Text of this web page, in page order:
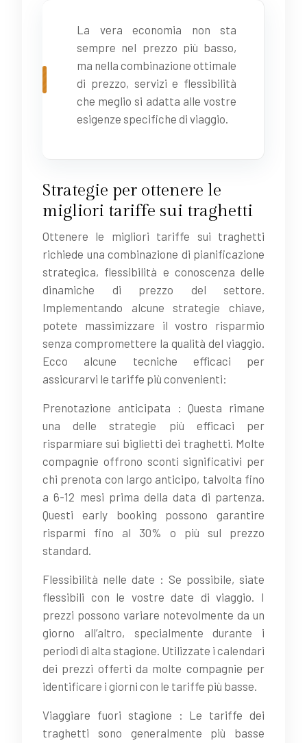
La vera economia non sta
sempre nel prezzo più basso,
ma nella combinazione ottimale
di prezzo, servizi e flessibilità
che meglio si adatta alle vostre
esigenze specifiche di viaggio.
Strategie per ottenere le
migliori tariffe sui traghetti
Ottenere le migliori tariffe sui traghetti
richiede una combinazione di pianificazione
strategica, flessibilità e conoscenza delle
dinamiche di prezzo del settore.
Implementando alcune strategie chiave,
potete massimizzare il vostro risparmio
senza compromettere la qualità del viaggio.
Ecco alcune tecniche efficaci per
assicurarvi le tariffe più convenienti:
Prenotazione anticipata : Questa rimane
una delle strategie più efficaci per
risparmiare sui biglietti dei traghetti. Molte
compagnie offrono sconti significativi per
chi prenota con largo anticipo, talvolta fino
a 6-12 mesi prima della data di partenza.
Questi early booking possono garantire
risparmi fino al 30% o più sul prezzo
standard.
Flessibilità nelle date : Se possibile, siate
flessibili con le vostre date di viaggio. I
prezzi possono variare notevolmente da un
giorno all’altro, specialmente durante i
periodi di alta stagione. Utilizzate i calendari
dei prezzi offerti da molte compagnie per
identificare i giorni con le tariffe più basse.
Viaggiare fuori stagione : Le tariffe dei
traghetti sono generalmente più basse